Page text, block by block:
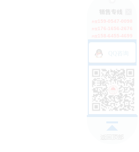
159-0547-0098
176-1656-2676
158-6455-4699